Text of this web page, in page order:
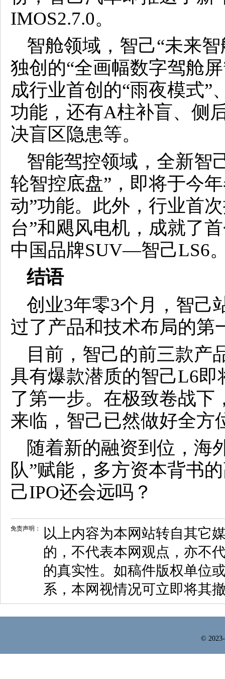
IMOS2.7.0。
智舱领域，智己“未来
独创的“全画幅数字驾舱
成行业首创的“雨夜模式
功能，还有A柱补盲、侧
决盲区隐患等。
智能驾控领域，全新智
轮智控底盘”，即将于今
动”功能。此外，行业首
台”和飓风电机，成就了
中国品牌SUV—智己LS6
结语
创业3年零3个月，智己
过了产品和技术布局的第
目前，智己的前三款产
具有爆款潜质的智己L6
了第一步。在极致卷战下
来临，智己已然做好全方
随着新的融资到位，海
队”赋能，多方资本背书
己IPO还会远吗？
免责声明：
以上内容为本网站转自其它
的，不代表本网观点，亦不
的真实性。如稿件版权单位
系，本网视情况可立即将其
©